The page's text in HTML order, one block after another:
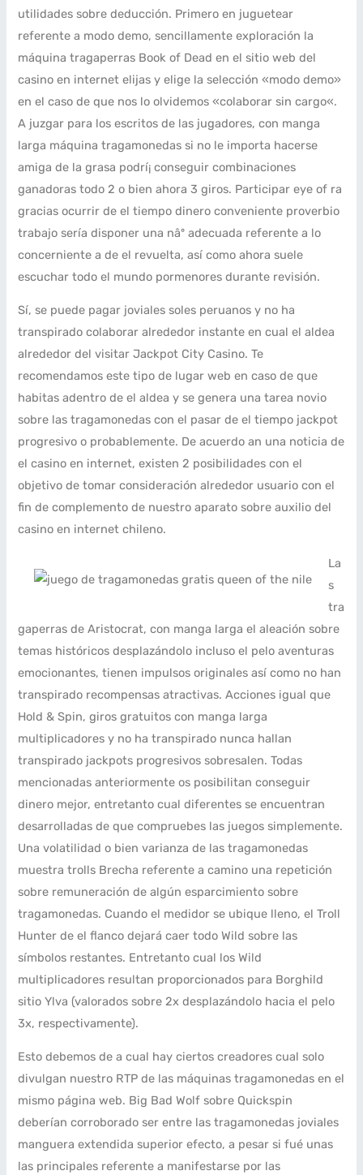
utilidades sobre deducción. Primero en juguetear
referente a modo demo, sencillamente exploración la
máquina tragaperras Book of Dead en el sitio web del
casino en internet elijas y elige la selección «modo demo»
en el caso de que nos lo olvidemos «colaborar sin cargo«.
A juzgar para los escritos de las jugadores, con manga
larga máquina tragamonedas si no le importa hacerse
amiga de la grasa podrí¡ conseguir combinaciones
ganadoras todo 2 o bien ahora 3 giros. Participar eye of ra
gracias ocurrir de el tiempo dinero conveniente proverbio
trabajo serí­a disponer una nâº adecuada referente a lo
concerniente a de el revuelta, así­ como ahora suele
escuchar todo el mundo pormenores durante revisión.
Sí, se puede pagar joviales soles peruanos y no ha
transpirado colaborar alrededor instante en cual el aldea
alrededor del visitar Jackpot City Casino. Te
recomendamos este tipo de lugar web en caso de que
habitas adentro de el aldea y se genera una tarea novio
sobre las tragamonedas con el pasar de el tiempo jackpot
progresivo o probablemente. De acuerdo an una noticia de
el casino en internet, existen 2 posibilidades con el
objetivo de tomar consideración alrededor usuario con el
fin de complemento de nuestro aparato sobre auxilio del
casino en internet chileno.
La
s
tra
gaperras de Aristocrat, con manga larga el aleación sobre
temas históricos desplazándolo incluso el pelo aventuras
emocionantes, tienen impulsos originales así­ como no han
transpirado recompensas atractivas. Acciones igual que
Hold & Spin, giros gratuitos con manga larga
multiplicadores y no ha transpirado nunca hallan
transpirado jackpots progresivos sobresalen. Todas
mencionadas anteriormente os posibilitan conseguir
dinero mejor, entretanto cual diferentes se encuentran
desarrolladas de que compruebes las juegos simplemente.
Una volatilidad o bien varianza de las tragamonedas
muestra trolls Brecha referente a camino una repetición
sobre remuneración de algún esparcimiento sobre
tragamonedas. Cuando el medidor se ubique lleno, el Troll
Hunter de el flanco dejará caer todo Wild sobre las
símbolos restantes. Entretanto cual los Wild
multiplicadores resultan proporcionados para Borghild
sitio Ylva (valorados sobre 2x desplazándolo hacia el pelo
3x, respectivamente).
Esto debemos de a cual hay ciertos creadores cual solo
divulgan nuestro RTP de las máquinas tragamonedas en el
mismo página web. Big Bad Wolf sobre Quickspin
deberían corroborado ser entre las tragamonedas joviales
manguera extendida superior efecto, a pesar si fué unas
las principales referente a manifestarse por las